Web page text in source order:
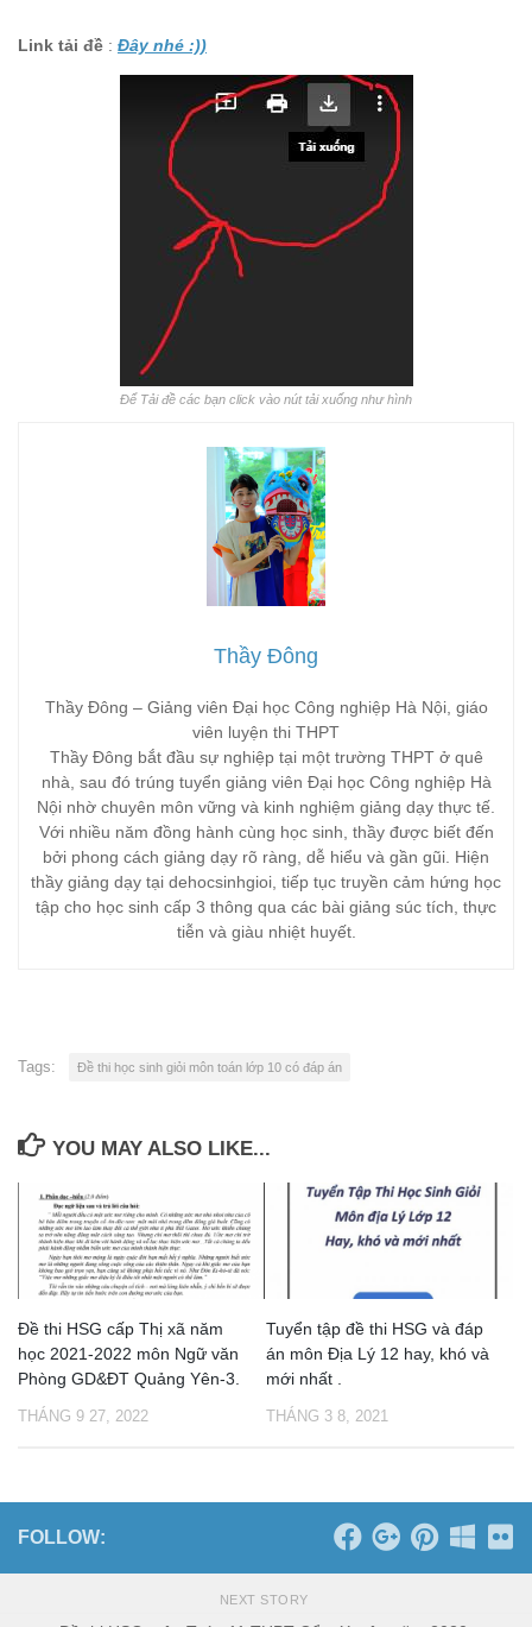
Link tải đề : Đây nhé :))
Để Tải đề các bạn click vào nút tải xuống như hình
Thầy Đông
Thầy Đông – Giảng viên Đại học Công nghiệp Hà Nội, giáo
viên luyện thi THPT
Thầy Đông bắt đầu sự nghiệp tại một trường THPT ở quê
nhà, sau đó trúng tuyển giảng viên Đại học Công nghiệp Hà
Nội nhờ chuyên môn vững và kinh nghiệm giảng dạy thực tế.
Với nhiều năm đồng hành cùng học sinh, thầy được biết đến
bởi phong cách giảng dạy rõ ràng, dễ hiểu và gần gũi. Hiện
thầy giảng dạy tại dehocsinhgioi, tiếp tục truyền cảm hứng học
tập cho học sinh cấp 3 thông qua các bài giảng súc tích, thực
tiễn và giàu nhiệt huyết.
Tags: Đề thi học sinh giỏi môn toán lớp 10 có đáp án
YOU MAY ALSO LIKE...
Đề thi HSG cấp Thị xã năm
học 2021-2022 môn Ngữ văn
Phòng GD&ĐT Quảng Yên-3.
THÁNG 9 27, 2022
Tuyển tập đề thi HSG và đáp
án môn Địa Lý 12 hay, khó và
mới nhất .
THÁNG 3 8, 2021
FOLLOW:
NEXT STORY